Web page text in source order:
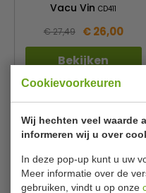
Cookievoorkeuren
Wij hechten veel waarde
informeren wij u over
In deze pop-up kunt u uw
Meer informatie over de
gebruiken, vindt u op onze
Vacu VinCD411
€ 27,49 € 26,00
Bekijken